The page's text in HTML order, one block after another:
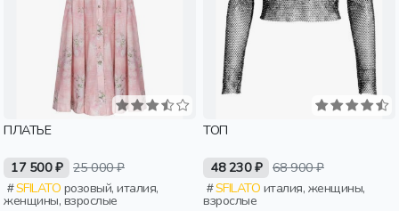
ПЛАТЬЕ
17 500 ₽ 25 000 ₽
SFILATO
женщины, взрослые
ТОП
48 230 ₽ 68 900 ₽
SFILATO
взрослые